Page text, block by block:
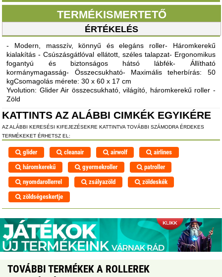
TERMÉKISMERTETŐ
ÉRTÉKELÉS
- Modern, masszív, könnyű és elegáns roller- Háromkerekű
kialakítás - Csúszásgátlóval ellátott, széles talapzat- Ergonomikus
fogantyú és biztonságos hátsó lábfék- Állítható
kormánymagasság- Összecsukható- Maximális teherbírás: 50
kgCsomagolás mérete: 30 x 60 x 17 cm
Yvolution: Glider Air összecsukható, világító, háromkerekű roller -
Zöld
KATTINTS AZ ALÁBBI CIMKÉK EGYIKÉRE
AZ ALÁBBI KERESÉSI KIFEJEZÉSEKRE KATTINTVA TOVÁBBI SZÁMODRA ÉRDEKES
TERMÉKEKET ÉRHETSZ EL:
glider cleanair airwolf
airlines
háromkerekű
gyermekroller
patroller
nyomdarollerrel
zsályazöld
zöldeskék
zöldségeskertje
TOVÁBBI TERMÉKEK A ROLLEREK